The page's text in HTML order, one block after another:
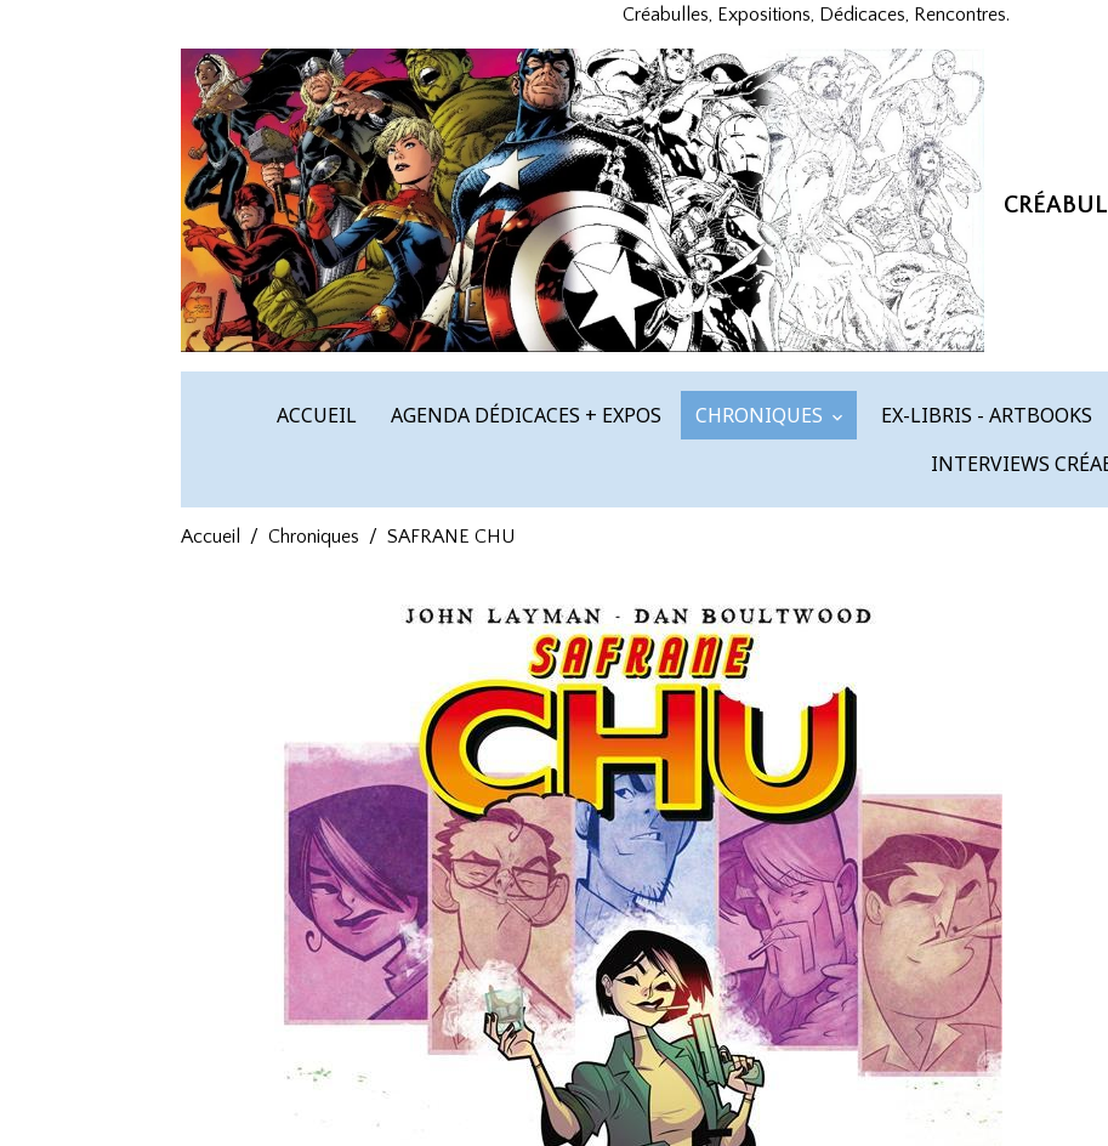
Créabulles, Expositions, Dédicaces, Rencontres.
ACCUEIL AGENDA DÉDICACES + EXPOS CHRONIQUES EX-LIBRIS - ARTBOOKS
INTERVIEWS
Accueil Chroniques SAFRANE CHU